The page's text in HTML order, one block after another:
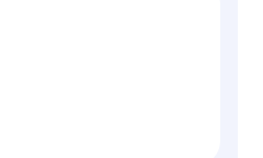
Cette formation
travailleurs désignés